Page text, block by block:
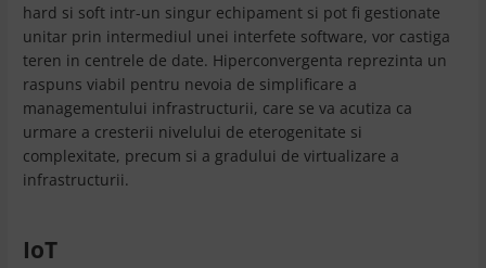
hard si soft intr-un singur echipament si pot fi gestionate
unitar prin intermediul unei interfete software, vor castiga
teren in centrele de date. Hiperconvergenta reprezinta un
raspuns viabil pentru nevoia de simplificare a
managementului infrastructurii, care se va acutiza ca
urmare a cresterii nivelului de eterogenitate si
complexitate, precum si a gradului de virtualizare a
infrastructurii.
IoT